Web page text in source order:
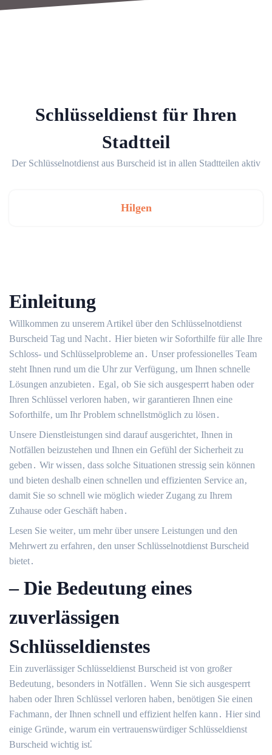
Schlüsseldienst für Ihren
Stadtteil
Der Schlüsselnotdienst aus Burscheid ist in allen Stadtteilen aktiv
Hilgen
Einleitung
Willkommen zu unserem Artikel über den Schlüsselnotdienst
Burscheid Tag und Nacht․ Hier bieten wir Soforthilfe für alle Ihre
Schloss- und Schlüsselprobleme an․ Unser professionelles Team
steht Ihnen rund um die Uhr zur Verfügung‚ um Ihnen schnelle
Lösungen anzubieten․ Egal‚ ob Sie sich ausgesperrt haben oder
Ihren Schlüssel verloren haben‚ wir garantieren Ihnen eine
Soforthilfe‚ um Ihr Problem schnellstmöglich zu lösen․
Unsere Dienstleistungen sind darauf ausgerichtet‚ Ihnen in
Notfällen beizustehen und Ihnen ein Gefühl der Sicherheit zu
geben․ Wir wissen‚ dass solche Situationen stressig sein können
und bieten deshalb einen schnellen und effizienten Service an‚
damit Sie so schnell wie möglich wieder Zugang zu Ihrem
Zuhause oder Geschäft haben․
Lesen Sie weiter‚ um mehr über unsere Leistungen und den
Mehrwert zu erfahren‚ den unser Schlüsselnotdienst Burscheid
bietet․
– Die Bedeutung eines
zuverlässigen
Schlüsseldienstes
Ein zuverlässiger Schlüsseldienst Burscheid ist von großer
Bedeutung‚ besonders in Notfällen․ Wenn Sie sich ausgesperrt
haben oder Ihren Schlüssel verloren haben‚ benötigen Sie einen
Fachmann‚ der Ihnen schnell und effizient helfen kann․ Hier sind
einige Gründe‚ warum ein vertrauenswürdiger Schlüsseldienst
Burscheid wichtig ist⁚